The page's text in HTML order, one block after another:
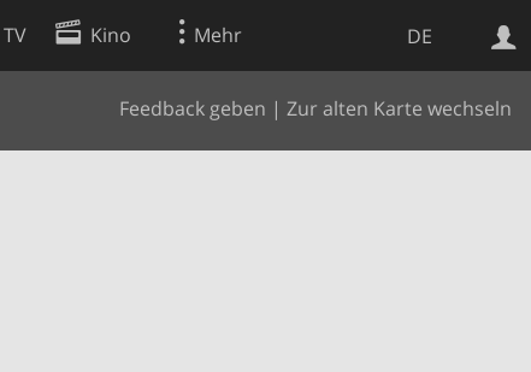
DE
TV Kino Mehr
Feedback geben | Zur alten Karte wechseln
Websuche